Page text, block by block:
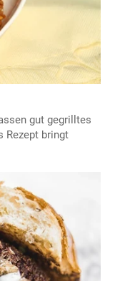
gut gegrilltes
Rezept bringt